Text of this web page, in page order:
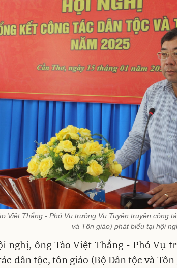
Việt Thắng - Phó Vụ trưởng Vụ Tuyên truyền công
và Tôn giáo) phát biểu tại hội
nghị, ông Tào Việt Thắng - Phó Vụ
dân tộc, tôn giáo (Bộ Dân tộc và